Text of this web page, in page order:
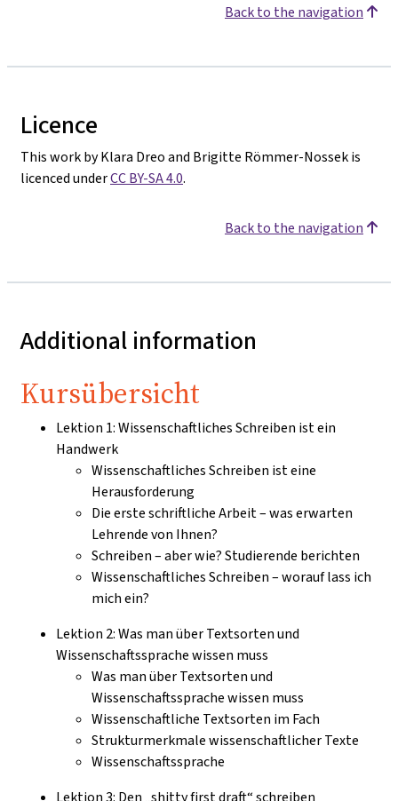
Back to the navigation
Licence
This work by Klara Dreo and Brigitte Römmer-Nossek is
licenced underCC BY-SA 4.0.
Back to the navigation
Additional information
Kursübersicht
Lektion 1: Wissenschaftliches Schreiben ist ein
Handwerk
Wissenschaftliches Schreiben ist eine
Herausforderung
Die erste schriftliche Arbeit – was erwarten
Lehrende von Ihnen?
Schreiben – aber wie? Studierende berichten
Wissenschaftliches Schreiben – worauf lass ich
mich ein?
Lektion 2: Was man über Textsorten und
Wissenschaftssprache wissen muss
Was man über Textsorten und
Wissenschaftssprache wissen muss
Wissenschaftliche Textsorten im Fach
Strukturmerkmale wissenschaftlicher Texte
Wissenschaftssprache
Lektion 3: Den „shitty first draft“ schreiben